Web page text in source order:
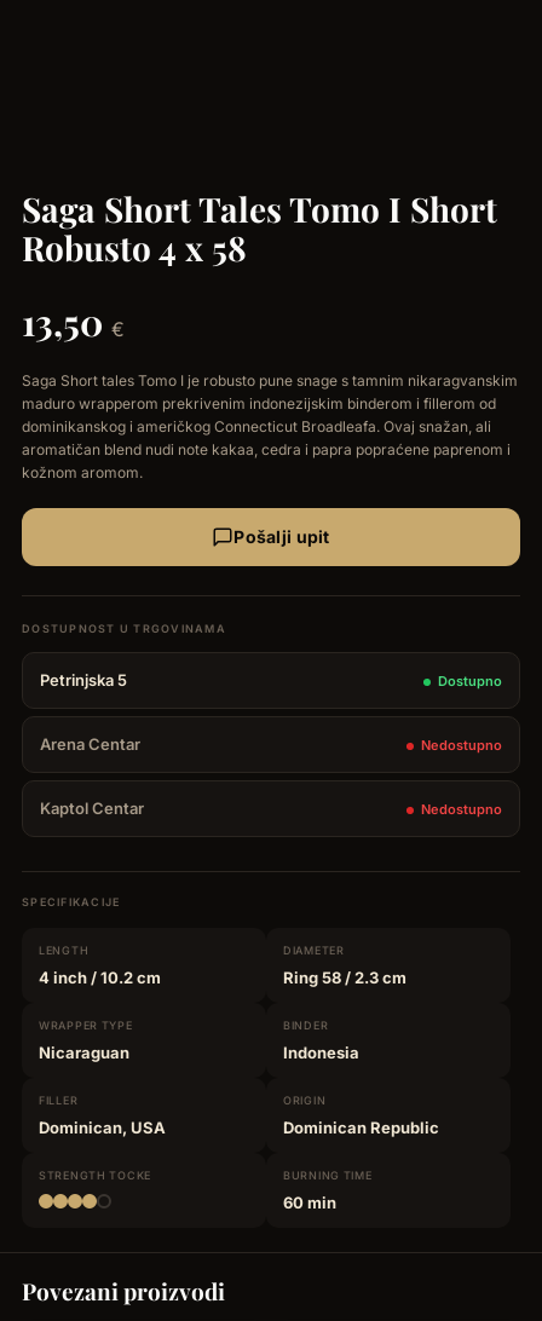
Saga Short Tales Tomo I Short
Robusto 4 x 58
13,50 €
Saga Short tales Tomo I je robusto pune snage s tamnim nikaragvanskim
maduro wrapperom prekrivenim indonezijskim binderom i fillerom od
dominikanskog i američkog Connecticut Broadleafa. Ovaj snažan, ali
aromatičan blend nudi note kakaa, cedra i papra popraćene paprenom i
kožnom aromom.
Pošalji upit
Petrinjska 5 Dostupno
Arena Centar Nedostupno
Kaptol Centar Nedostupno
SPECIFIKACIJE
LENGTH
4 inch/ 10.2 cm
DIAMETER
Ring 58/ 2.3 cm
WRAPPER TYPE
Nicaraguan
BINDER
Indonesia
FILLER
Dominican, USA
ORIGIN
Dominican Republic
STRENGTHTOCKE BURNING TIME
60 min
Povezani proizvodi